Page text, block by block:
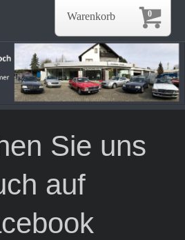
Sie uns
auf
0
Warenkorb